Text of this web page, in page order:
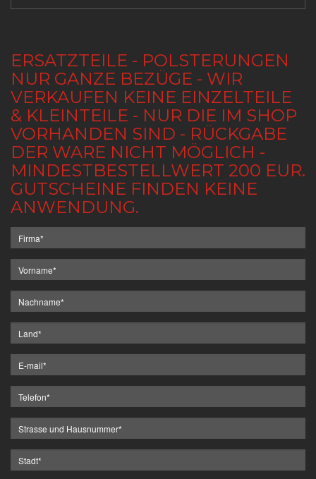
ERSATZTEILE - POLSTERUNGEN
NUR GANZE BEZÜGE - WIR
VERKAUFEN KEINE EINZELTEILE
& KLEINTEILE - NUR DIE IM SHOP
VORHANDEN SIND - RÜCKGABE
DER WARE NICHT MÖGLICH -
MINDESTBESTELLWERT 200 EUR.
GUTSCHEINE FINDEN KEINE
ANWENDUNG.